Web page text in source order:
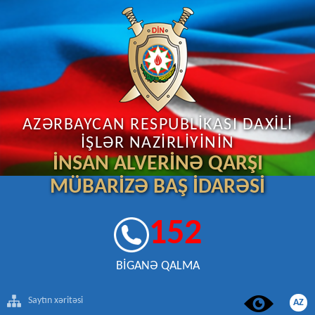
AZƏRBAYCAN RESPUBLİKASI DAXİLİ
İŞLƏR NAZİRLİYİNİN
İNSAN ALVERİNƏ QARŞI
MÜBARİZƏ BAŞ İDARƏSİ
152
BİGANƏ QALMA
Saytın xəritəsi AZ